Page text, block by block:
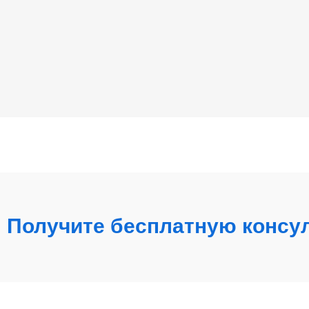
Получите бесплатную